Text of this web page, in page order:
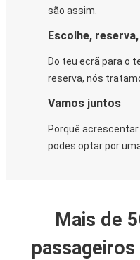
são assim.
Escolhe,
Do teu ecrã para o
reserva, nós
Vamos juntos
Porquê
podes optar por
Mais de